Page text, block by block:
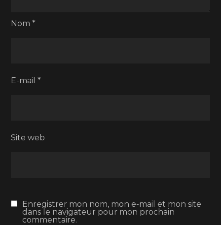
Nom*
E-mail*
Site web
Enregistrer mon nom, mon e-mail et mon site
dans le navigateur pour mon prochain
commentaire.